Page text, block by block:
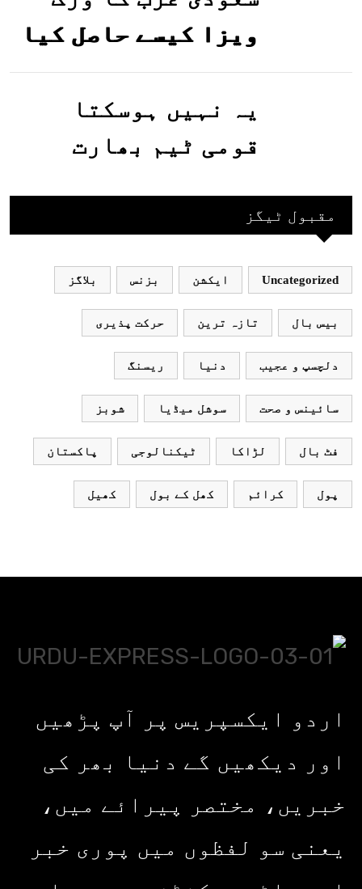
ویزا کیسے حاصل کیا
جاسکتا ہے؟جانیے
یہ نہیں ہوسکتا
قومی ٹیم بھارت
بھارتی ٹیم پاکستانمقبول ٹیگز
Uncategorized ایکشن بزنس بلاگز
بیس بال تازہ ترین حرکت پذیری
دلچسپ و عجیب دنیا ریسنگ
سائینس و صحت سوشل میڈیا شوبز
فٹ بال لڑاکا ٹیکنالوجی پاکستان
پول کرائم کھل کے بول کھیل
اردو ایکسپریس پر آپ پڑھیں
اور دیکھیں گے دنیا بھر کی
خبریں، مختصر پیرائے میں،
یعنی سو لفظوں میں پوری خبر